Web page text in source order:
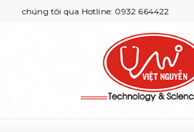
chúng tôi qua Hotline: 0932 664422